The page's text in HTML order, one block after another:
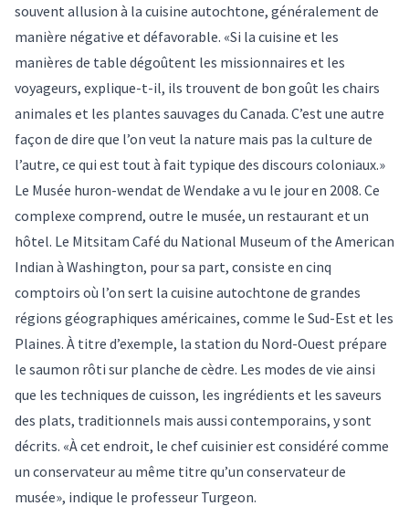
souvent allusion à la cuisine autochtone, généralement de
manière négative et défavorable. «Si la cuisine et les
manières de table dégoûtent les missionnaires et les
voyageurs, explique-t-il, ils trouvent de bon goût les chairs
animales et les plantes sauvages du Canada. C’est une autre
façon de dire que l’on veut la nature mais pas la culture de
l’autre, ce qui est tout à fait typique des discours coloniaux.»
Le Musée huron-wendat de Wendake a vu le jour en 2008. Ce
complexe comprend, outre le musée, un restaurant et un
hôtel. Le Mitsitam Café du National Museum of the American
Indian à Washington, pour sa part, consiste en cinq
comptoirs où l’on sert la cuisine autochtone de grandes
régions géographiques américaines, comme le Sud-Est et les
Plaines. À titre d’exemple, la station du Nord-Ouest prépare
le saumon rôti sur planche de cèdre. Les modes de vie ainsi
que les techniques de cuisson, les ingrédients et les saveurs
des plats, traditionnels mais aussi contemporains, y sont
décrits. «À cet endroit, le chef cuisinier est considéré comme
un conservateur au même titre qu’un conservateur de
musée», indique le professeur Turgeon.